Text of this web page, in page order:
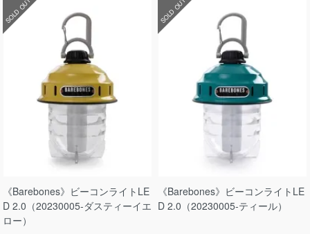
SOLD OUT
《Barebones》ビーコンライトLE
D 2.0（20230005-ダスティーイエ
ロー）
SOLD OUT
《Barebones》ビーコンライトLE
D 2.0（20230005-ティール）